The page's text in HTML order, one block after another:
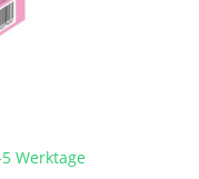
Werktage